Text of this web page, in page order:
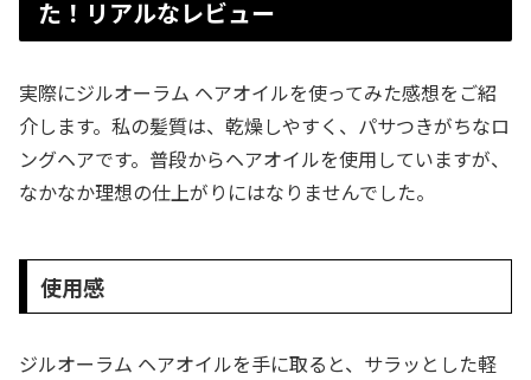
た！リアルなレビュー
実際にジルオーラム ヘアオイルを使ってみた感想をご紹
介します。私の髪質は、乾燥しやすく、パサつきがちなロ
ングヘアです。普段からヘアオイルを使用していますが、
なかなか理想の仕上がりにはなりませんでした。
使用感
ジルオーラム ヘアオイルを手に取ると、サラッとした軽